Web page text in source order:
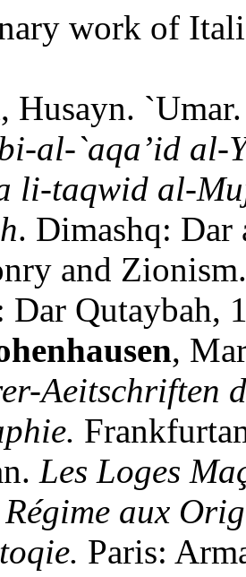
work of
, Husayn.
al-`aqa’id al-
li-taqwid al-
. Dimashq: Dar
and
Dar Qutaybah,
,
Aeitschriften
Les Loges
Régime aux
Paris: